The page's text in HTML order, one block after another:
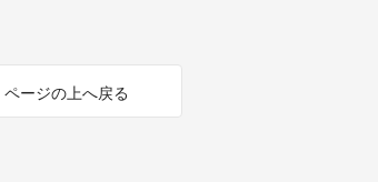
ページの上へ戻る